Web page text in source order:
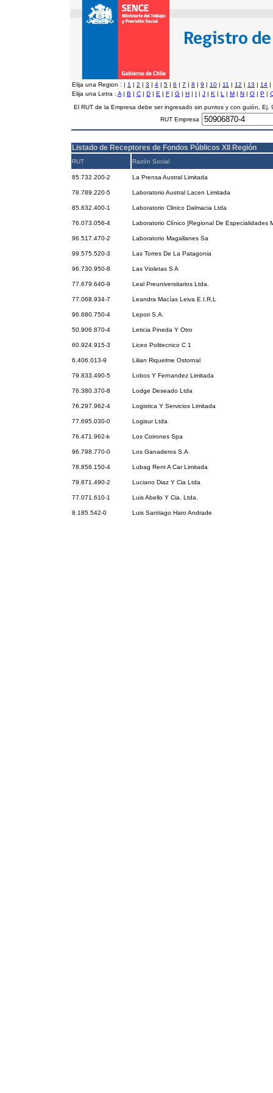
Elija una Region : | 1 | 2 | 3 | 4 | 5 | 6 | 7 | 8 | 9 | 10 | 11 | 12 | 13 | 14 |
Elija una Letra : A | B | C | D | E | F | G | H | I | J | K | L | M | N | O | P |
El RUT de la Empresa debe ser ingresado sin puntos y con guión, Ej.
RUT Empresa
Listado de Receptores de Fondos Públicos XII Región
RUT Razón Social
85.732.200-2 La Prensa Austral Limitada
78.789.220-5 Laboratorio Austral Lacen Limitada
85.632.400-1 Laboratorio Clinico Dalmacia Ltda
76.073.056-4 Laboratorio Clínico ]Regional De Especialidades
96.517.470-2 Laboratorio Magallanes Sa
99.575.520-3 Las Torres De La Patagonia
96.730.950-8 Las Violetas S A
77.679.640-9 Leal Preuniversitarios Ltda.
77.068.934-7 Leandra Macías Leiva E.I.R.L
96.680.750-4 Lepori S.A.
50.906.870-4 Leticia Pineda Y Otro
60.924.915-3 Liceo Politecnico C 1
6.406.013-9 Lilian Riquelme Ostornal
79.833.490-5 Lobos Y Fernandez Limitada
76.380.370-8 Lodge Deseado Ltda
76.297.962-4 Logistica Y Servicios Limitada
77.695.030-0 Logisur Ltda
76.471.962-k Los Coirones Spa
96.798.770-0 Los Ganaderos S.A.
78.856.150-4 Lubag Rent A Car Limitada
79.871.490-2 Luciano Diaz Y Cia Ltda
77.071.610-1 Luis Abello Y Cia. Ltda.
8.185.542-0 Luis Santiago Haro Andrade